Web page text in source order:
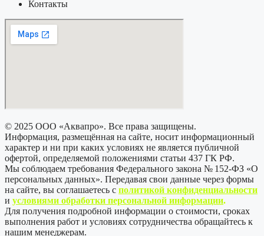
Контакты
© 2025 ООО «Аквапро». Все права защищены.
Информация, размещённая на сайте, носит информационный
характер и ни при каких условиях не является публичной
офертой, определяемой положениями статьи 437 ГК РФ.
Мы соблюдаем требования Федерального закона № 152-ФЗ «О
персональных данных». Передавая свои данные через формы
на сайте, вы соглашаетесь с политикой конфиденциальности
и условиями обработки персональной информации.
Для получения подробной информации о стоимости, сроках
выполнения работ и условиях сотрудничества обращайтесь к
нашим менеджерам.